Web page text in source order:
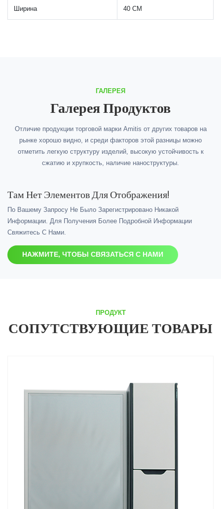
Ширина 40 СМ
ГАЛЕРЕЯ
Галерея Продуктов
Отличие продукции торговой марки Amitis от других товаров на
рынке хорошо видно, и среди факторов этой разницы можно
отметить легкую структуру изделий, высокую устойчивость к
сжатию и хрупкость, наличие наноструктуры.
Там Нет Элементов Для Отображения!
По Вашему Запросу Не Было Зарегистрировано Никакой
Информации. Для Получения Более Подробной Информации
Свяжитесь С Нами.
НАЖМИТЕ, ЧТОБЫ СВЯЗАТЬСЯ С НАМИ
ПРОДУКТ
СОПУТСТВУЮЩИЕ ТОВАРЫ